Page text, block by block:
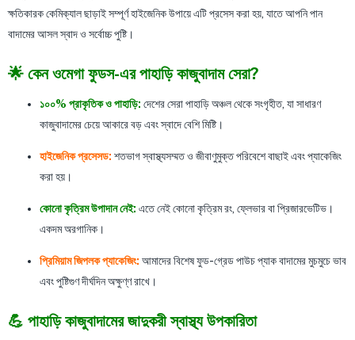
ক্ষতিকারক কেমিক্যাল ছাড়াই সম্পূর্ণ হাইজেনিক উপায়ে এটি প্রসেস করা হয়, যাতে আপনি পান
বাদামের আসল স্বাদ ও সর্বোচ্চ পুষ্টি।
🌟 কেন ওমেগা ফুডস-এর পাহাড়ি কাজুবাদাম সেরা?
১০০% প্রাকৃতিক ও পাহাড়ি: দেশের সেরা পাহাড়ি অঞ্চল থেকে সংগৃহীত, যা সাধারণ
কাজুবাদামের চেয়ে আকারে বড় এবং স্বাদে বেশি মিষ্টি।
হাইজেনিক প্রসেসড: শতভাগ স্বাস্থ্যসম্মত ও জীবাণুমুক্ত পরিবেশে বাছাই এবং প্যাকেজিং
করা হয়।
কোনো কৃত্রিম উপাদান নেই: এতে নেই কোনো কৃত্রিম রং, ফ্লেভার বা প্রিজারভেটিভ।
একদম অরগানিক।
প্রিমিয়াম জিপলক প্যাকেজিং: আমাদের বিশেষ ফুড-গ্রেড পাউচ প্যাক বাদামের মুচমুচে ভাব
এবং পুষ্টিগুণ দীর্ঘদিন অক্ষুণ্ণ রাখে।
💪 পাহাড়ি কাজুবাদামের জাদুকরী স্বাস্থ্য উপকারিতা